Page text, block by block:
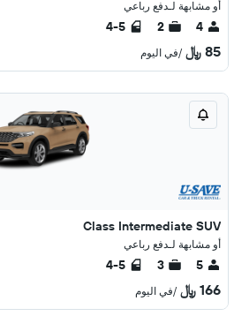
أو مشابهة لـدفع رباعي
4
2
4-5
85 ﷼ /في اليوم
Class Intermediate SUV
أو مشابهة لـدفع رباعي
5
3
4-5
166 ﷼ /في اليوم